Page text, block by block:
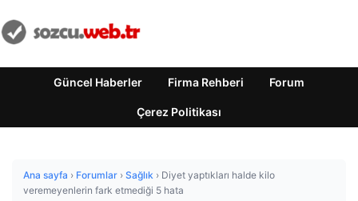
Güncel Haberler Firma Rehberi Forum
Çerez Politikası
Ana sayfa › Forumlar › Sağlık › Diyet yaptıkları halde kilo
veremeyenlerin fark etmediği 5 hata